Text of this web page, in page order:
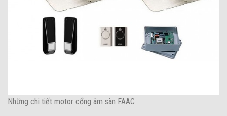
Những chi tiết motor cổng âm sàn FAAC